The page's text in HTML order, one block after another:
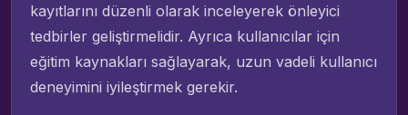
kayıtlarını düzenli olarak inceleyerek önleyici
tedbirler geliştirmelidir. Ayrıca kullanıcılar için
eğitim kaynakları sağlayarak, uzun vadeli kullanıcı
deneyimini iyileştirmek gerekir.